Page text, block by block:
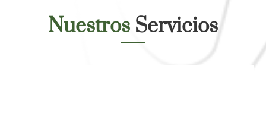
Nuestros Servicios